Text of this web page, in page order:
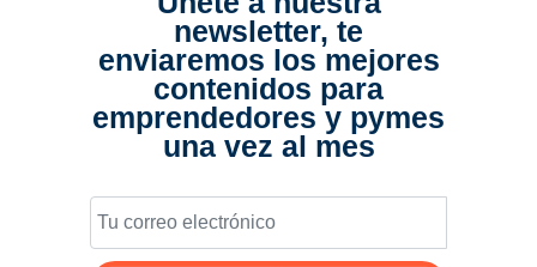
newsletter, te
enviaremos los mejores
contenidos para
emprendedores y pymes
una vez al mes